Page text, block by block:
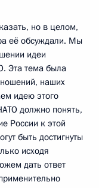
но в целом,
её обсуждали. Мы
идеи
Эта тема была
наших
идею этого
должно понять,
России к этой
быть достигнуты
исходя
дать ответ